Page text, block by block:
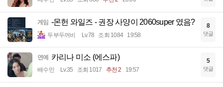
게임 -몬헌 와일즈 - 권장 사양이 2060super 였음?
두부두꺼비 Lv.78 조회 1084 19:58
8
댓글
연예 카리나 미소 (에스파)
배수민 Lv.35 조회 1017 추천 2 19:57
5
댓글